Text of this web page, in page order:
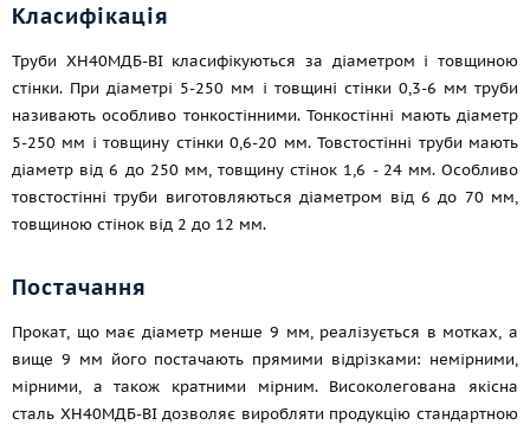
Класифікація
Труби ХН40МДБ-ВІ класифікуються за діаметром і товщиною
стінки. При діаметрі 5-250 мм і товщині стінки 0,3-6 мм труби
називають особливо тонкостінними. Тонкостінні мають діаметр
5-250 мм і товщину стінки 0,6-20 мм. Товстостінні труби мають
діаметр від 6 до 250 мм, товщину стінок 1,6 - 24 мм. Особливо
товстостінні труби виготовляються діаметром від 6 до 70 мм,
товщиною стінок від 2 до 12 мм.
Постачання
Прокат, що має діаметр менше 9 мм, реалізується в мотках, а
вище 9 мм його постачають прямими відрізками: немірними,
мірними, а також кратними мірним. Високолегована якісна
сталь ХН40МДБ-ВІ дозволяє виробляти продукцію стандартною